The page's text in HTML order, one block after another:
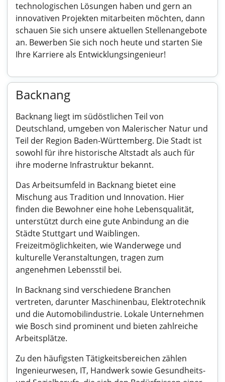
technologischen Lösungen haben und gern an
innovativen Projekten mitarbeiten möchten, dann
schauen Sie sich unsere aktuellen Stellenangebote
an. Bewerben Sie sich noch heute und starten Sie
Ihre Karriere als Entwicklungsingenieur!
Backnang
Backnang liegt im südöstlichen Teil von
Deutschland, umgeben von Malerischer Natur und
Teil der Region Baden-Württemberg. Die Stadt ist
sowohl für ihre historische Altstadt als auch für
ihre moderne Infrastruktur bekannt.
Das Arbeitsumfeld in Backnang bietet eine
Mischung aus Tradition und Innovation. Hier
finden die Bewohner eine hohe Lebensqualität,
unterstützt durch eine gute Anbindung an die
Städte Stuttgart und Waiblingen.
Freizeitmöglichkeiten, wie Wanderwege und
kulturelle Veranstaltungen, tragen zum
angenehmen Lebensstil bei.
In Backnang sind verschiedene Branchen
vertreten, darunter Maschinenbau, Elektrotechnik
und die Automobilindustrie. Lokale Unternehmen
wie Bosch sind prominent und bieten zahlreiche
Arbeitsplätze.
Zu den häufigsten Tätigkeitsbereichen zählen
Ingenieurwesen, IT, Handwerk sowie Gesundheits-